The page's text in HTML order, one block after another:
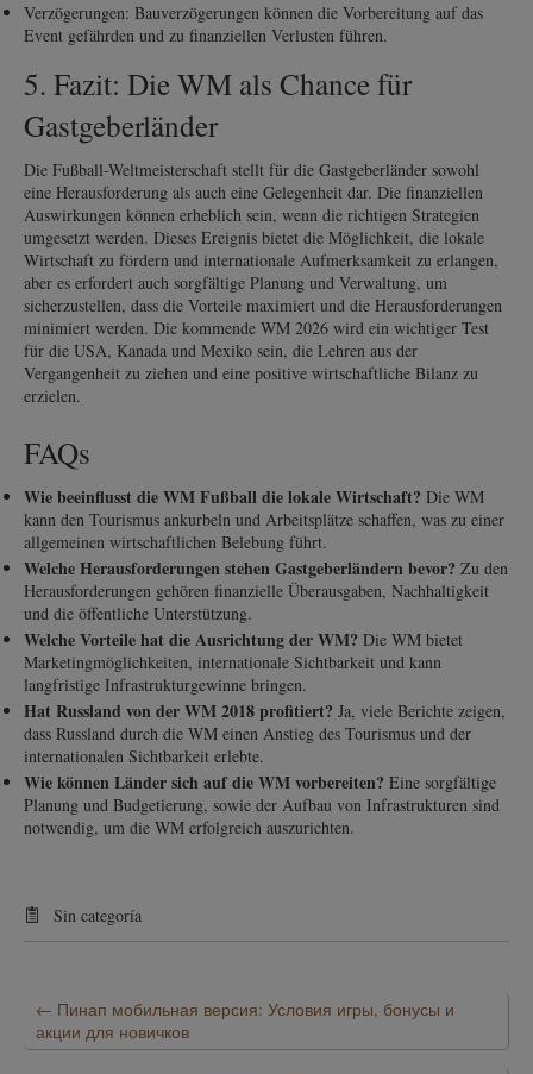
Verzögerungen: Bauverzögerungen können die Vorbereitung auf das
Event gefährden und zu finanziellen Verlusten führen.
5. Fazit: Die WM als Chance für
Gastgeberländer
Die Fußball-Weltmeisterschaft stellt für die Gastgeberländer sowohl
eine Herausforderung als auch eine Gelegenheit dar. Die finanziellen
Auswirkungen können erheblich sein, wenn die richtigen Strategien
umgesetzt werden. Dieses Ereignis bietet die Möglichkeit, die lokale
Wirtschaft zu fördern und internationale Aufmerksamkeit zu erlangen,
aber es erfordert auch sorgfältige Planung und Verwaltung, um
sicherzustellen, dass die Vorteile maximiert und die Herausforderungen
minimiert werden. Die kommende WM 2026 wird ein wichtiger Test
für die USA, Kanada und Mexiko sein, die Lehren aus der
Vergangenheit zu ziehen und eine positive wirtschaftliche Bilanz zu
erzielen.
FAQs
Wie beeinflusst die WM Fußball die lokale Wirtschaft? Die WM
kann den Tourismus ankurbeln und Arbeitsplätze schaffen, was zu einer
allgemeinen wirtschaftlichen Belebung führt.
Welche Herausforderungen stehen Gastgeberländern bevor? Zu den
Herausforderungen gehören finanzielle Überausgaben, Nachhaltigkeit
und die öffentliche Unterstützung.
Welche Vorteile hat die Ausrichtung der WM? Die WM bietet
Marketingmöglichkeiten, internationale Sichtbarkeit und kann
langfristige Infrastrukturgewinne bringen.
Hat Russland von der WM 2018 profitiert? Ja, viele Berichte zeigen,
dass Russland durch die WM einen Anstieg des Tourismus und der
internationalen Sichtbarkeit erlebte.
Wie können Länder sich auf die WM vorbereiten? Eine sorgfältige
Planung und Budgetierung, sowie der Aufbau von Infrastrukturen sind
notwendig, um die WM erfolgreich auszurichten.
Sin categoría
← Пинап мобильная версия: Условия игры, бонусы и
акции для новичков